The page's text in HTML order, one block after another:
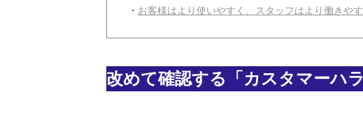
・ お客様はより使いやすく、スタッフはより働きやす
改めて確認する「カスタマーハ